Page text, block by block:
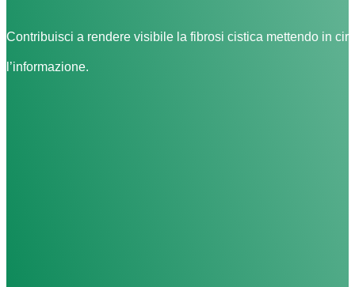
Contribuisci a rendere visibile la fibrosi cistica mettendo in
l’informazione.